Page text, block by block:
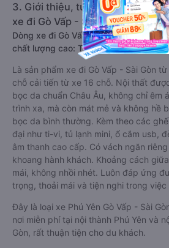
3. Giới thiệu, tư vấn các dòng
xe đi Gò Vấp - Sài Gòn từ Phú
Dòng xe đi Gò Vấp - Sài Gòn từ Phú
chất lượng cao: Tiện lợi, sang trọng
Là sản phẩm xe đi Gò Vấp - Sài Gòn
chỗ cải tiến từ xe 16 chỗ. Nội thất
bọc da chuẩn Châu Âu, không chỉ êm
trình xa, mà còn mát mẻ và không hề
bọc da bình thường. Kèm theo các
đại như ti-vi, tủ lạnh mini, ổ cắm usb,
âm thanh cao cấp. Có vách ngăn
khoang hành khách. Khoảng cách
mái, không nhồi nhét. Luôn đáp ứng
trọng, thoải mái và tiện nghi trong việc
Đây là loại xe Phú Yên Gò Vấp - Sài
nơi miễn phí tại nội thành Phú Yên và
Gòn, rất thuận tiện cho du khách.